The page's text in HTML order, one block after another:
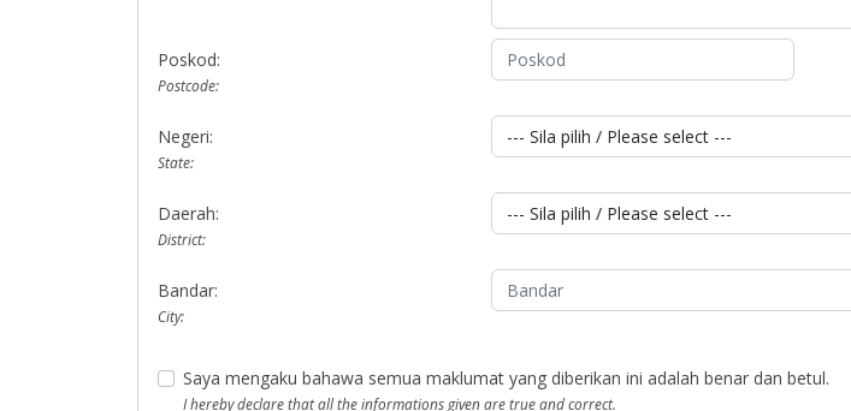
Poskod:
Postcode:
Negeri:
State:
Daerah:
District:
Bandar:
City:
Saya mengaku bahawa semua maklumat yang diberikan ini adalah benar dan betul.
I hereby declare that all the informations given are true and correct.